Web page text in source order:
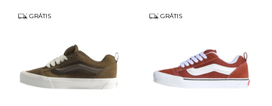
GRÁTIS GRÁTIS